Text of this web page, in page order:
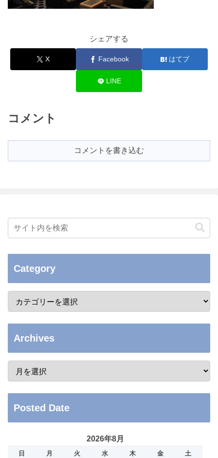
シェアする
X Facebook はてブ
LINE
コメント
コメントを書き込む
Category
Archives
Posted Date
2026年8月
日 月 火 水 木 金
土